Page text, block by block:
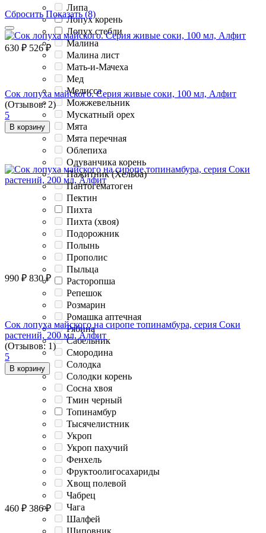
Липа
Лопух корень
Лопух стебли
Малина
Малина лист
Мать-и-Мачеха
Мед
Мелисса
Можжевельник
Мускатный орех
Мята
Мята перечная
Облепиха
Одуванчика корень
Пажитник (Хельба)
Пантогематоген
Пектин
Пихта
Пихта (хвоя)
Подорожник
Полынь
Прополис
Пыльца
Расторопша
Репешок
Розмарин
Ромашка аптечная
Рябина
Сабельник
Смородина
Солодка
Солодки корень
Сосна хвоя
Тмин черный
Топинамбур
Тысячелистник
Укроп
Укроп пахучий
Фенхель
Фруктоолигосахариды
Хвощ полевой
Чабрец
Чага
Шалфей
Шиповник
Сбросить Показать (8)
630 ₽ 526 ₽
Сок лопуха майского. Серия живые соки, 100 мл, Алфит
(Отзывов: 2)
5
В корзину
990 ₽ 830 ₽
Сок лопуха майского на сиропе топинамбура, серия Соки
растений, 200 мл, Алфит
(Отзывов: 1)
5
В корзину
460 ₽ 386 ₽